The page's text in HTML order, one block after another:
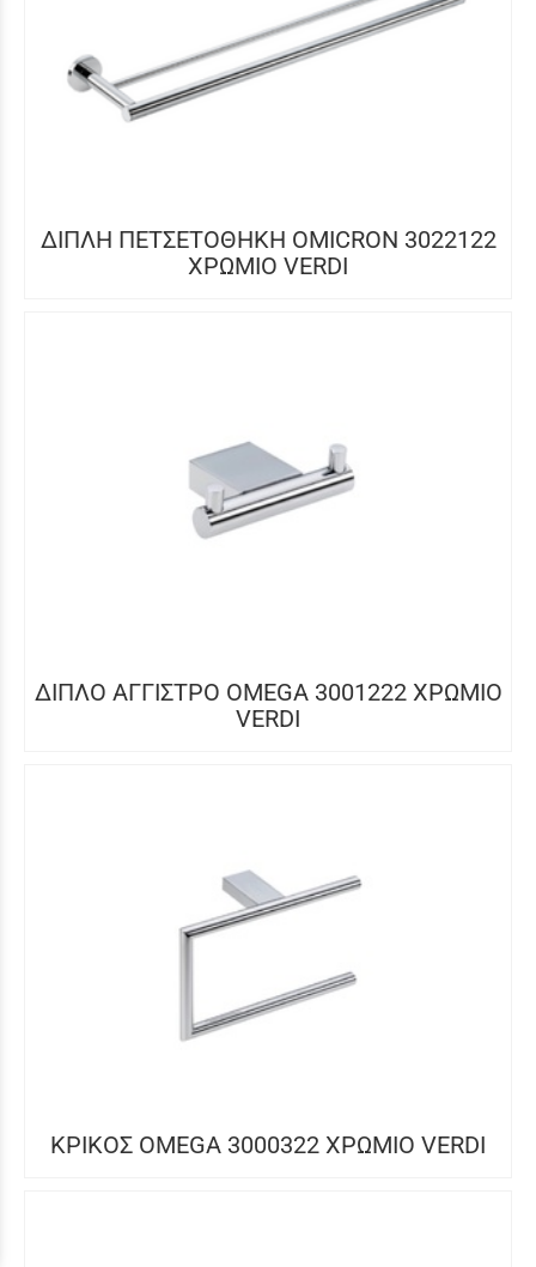
ΔΙΠΛΗ ΠΕΤΣΕΤΟΘΗΚΗ OMICRON 3022122
ΧΡΩΜΙΟ VERDI
ΔΙΠΛΟ ΑΓΓΙΣΤΡΟ OMEGA 3001222 ΧΡΩΜΙΟ
VERDI
ΚΡΙΚΟΣ OMEGA 3000322 ΧΡΩΜΙΟ VERDI